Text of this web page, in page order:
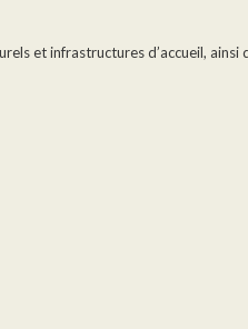
et infrastructures d’accueil, ainsi